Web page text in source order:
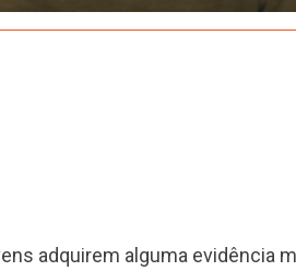
adquirem alguma evidência